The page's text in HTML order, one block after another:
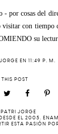
por cosas del
con
su
EN 11:49 P. M.
THIS POST
PATRI JORGE
EL 2005.
ESTA PASIÓN